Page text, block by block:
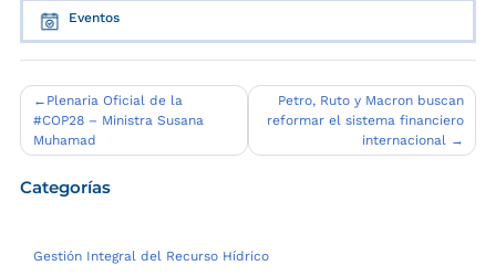
Eventos
Navegación
de
entradas
Plenaria Oficial de la
#COP28 – Ministra Susana
Muhamad
Petro, Ruto y Macron buscan
reformar el sistema financiero
internacional
Categorías
Gestión Integral del Recurso Hídrico